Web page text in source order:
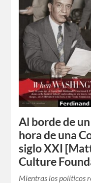
Al borde de
hora de una
siglo XXI
Culture
Mientras los políticos